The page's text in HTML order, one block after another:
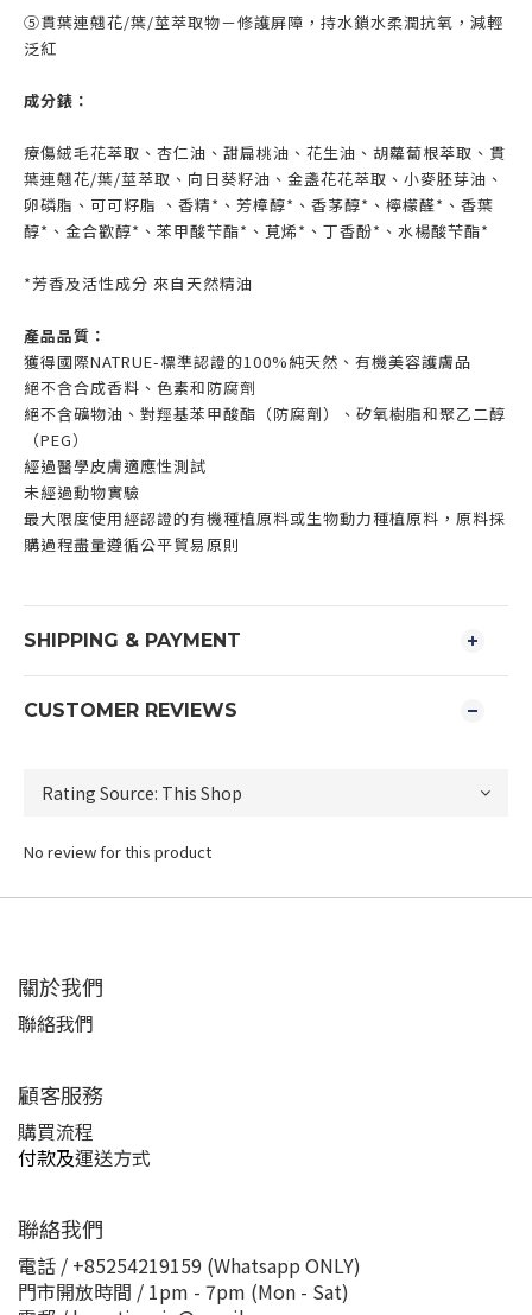
⑤貫葉連翹花/葉/莖萃取物－修護屏障，持水鎖水柔潤抗氧，減輕
泛紅
成分錶：
療傷絨毛花萃取、杏仁油、甜扁桃油、花生油、胡蘿蔔根萃取、貫
葉連翹花/葉/莖萃取、向日葵籽油、金盞花花萃取、小麥胚芽油、
卵磷脂、可可籽脂 、香精*、芳樟醇*、香茅醇*、檸檬醛*、香葉
醇*、金合歡醇*、苯甲酸芐酯*、莧烯*、丁香酚*、水楊酸芐酯*
*芳香及活性成分 來自天然精油
產品品質：
獲得國際NATRUE-標準認證的100%純天然、有機美容護膚品
絕不含合成香料、色素和防腐劑
絕不含礦物油、對羥基苯甲酸酯（防腐劑）、矽氧樹脂和聚乙二醇
（PEG）
經過醫學皮膚適應性測試
未經過動物實驗
最大限度使用經認證的有機種植原料或生物動力種植原料，原料採
購過程盡量遵循公平貿易原則
SHIPPING & PAYMENT
CUSTOMER REVIEWS
No review for this product
關於我們
聯絡我們
顧客服務
購買流程
付款及運送方式
聯絡我們
電話 / +85254219159 (Whatsapp ONLY)
門市開放時間 / 1pm - 7pm (Mon - Sat)